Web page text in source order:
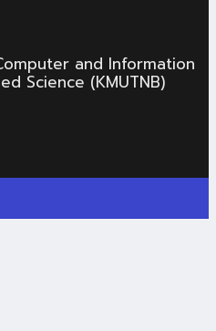
and Information
Science (KMUTNB)